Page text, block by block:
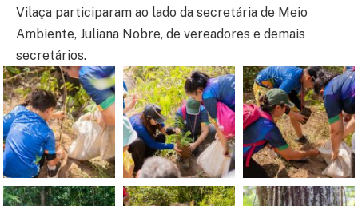
Vilaça participaram ao lado da secretária de Meio
Ambiente, Juliana Nobre, de vereadores e demais
secretários.